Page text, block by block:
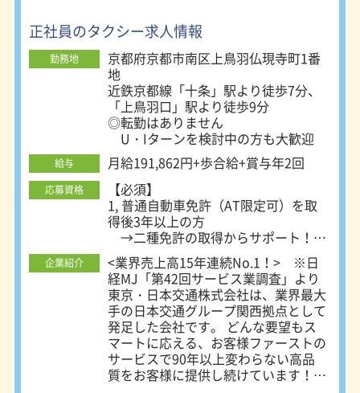
全額負担します。（規定あり）もちろ
ん研修中も新任12,000円／日（交通費
込み）・現任18,000円／日（交通費込
み） の手当支給！
正社員のタクシー求人情報
勤務地
京都府京都市南区上鳥羽仏現寺町1番
地
近鉄京都線「十条」駅より徒歩7分、
「上鳥羽口」駅より徒歩9分
◎転勤はありません
U・Iターンを検討中の方も大歓迎
給与 月給191,862円+歩合給+賞与年2回
応募資格
【必須】
1, 普通自動車免許（AT限定可）を取
得後3年以上の方
→二種免許の取得からサポート！
※費用は全額会社負担（規定あり）
2, 64歳4か月までに入社可能な方 ※
定年制の為
～～未経験者を積極採用！～～
＊学歴不問！職種経験も業界経験も一
切不問！
＊転職回数や就業ブランクも気にしま
せん！
企業紹介
<業界売上高15年連続No.1！> ※日
経MJ「第42回サービス業調査」より
東京・日本交通株式会社は、業界最大
手の日本交通グループ関西拠点として
発足した会社です。 どんな要望もス
マートに応える、お客様ファーストの
サービスで90年以上変わらない高品
質をお客様に提供し続けています！